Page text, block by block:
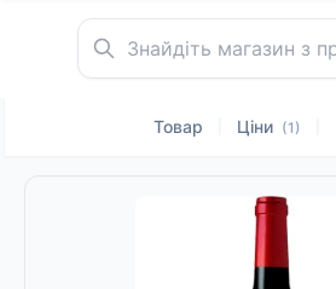
Товар Ціни (1)